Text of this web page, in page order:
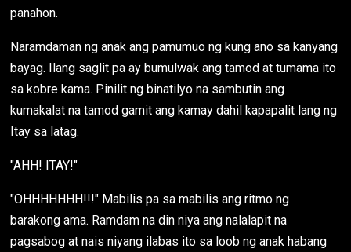
panahon.
Naramdaman ng anak ang pamumuo ng kung ano sa kanyang
bayag. Ilang saglit pa ay bumulwak ang tamod at tumama ito
sa kobre kama. Pinilit ng binatilyo na sambutin ang
kumakalat na tamod gamit ang kamay dahil kapapalit lang ng
Itay sa latag.
"AHH! ITAY!"
"OHHHHHHH!!!" Mabilis pa sa mabilis ang ritmo ng
barakong ama. Ramdam na din niya ang nalalapit na
pagsabog at nais niyang ilabas ito sa loob ng anak habang